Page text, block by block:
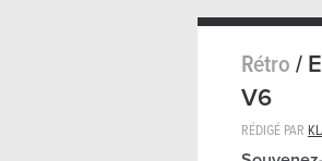
Rétro/
V6
RÉDIGÉ PAR